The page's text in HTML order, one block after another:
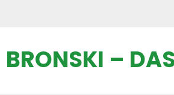
BRONSKI –